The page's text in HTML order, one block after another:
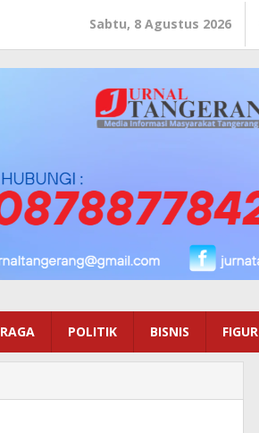
Sabtu, 8 Agustus 2026
POLITIK BISNIS FIGUR